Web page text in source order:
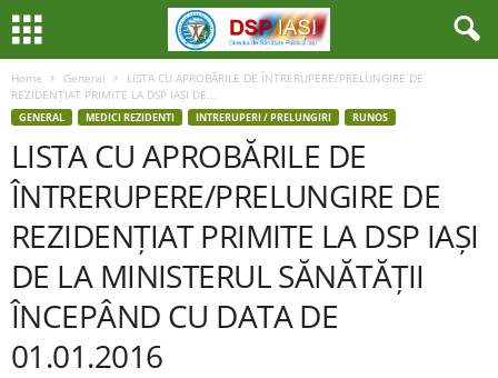
Home General
LISTA CU APROBĂRILE DE ÎNTRERUPERE/PRELUNGIRE DE
REZIDENȚIAT PRIMITE LA DSP IAȘI DE...
GENERAL MEDICI REZIDENTI INTRERUPERI / PRELUNGIRI RUNOS
LISTA CU APROBĂRILE DE
ÎNTRERUPERE/PRELUNGIRE DE
REZIDENȚIAT PRIMITE LA DSP IAȘI
DE LA MINISTERUL SĂNĂTĂȚII
ÎNCEPÂND CU DATA DE
01.01.2016